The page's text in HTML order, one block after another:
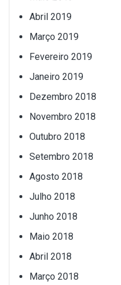
Abril 2019
Março 2019
Fevereiro 2019
Janeiro 2019
Dezembro 2018
Novembro 2018
Outubro 2018
Setembro 2018
Agosto 2018
Julho 2018
Junho 2018
Maio 2018
Abril 2018
Março 2018